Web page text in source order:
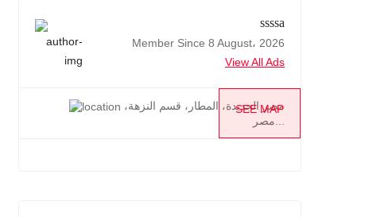
ssssa
Member Since 8 August، 2026
View All Ads
SEE MAP
مصر...